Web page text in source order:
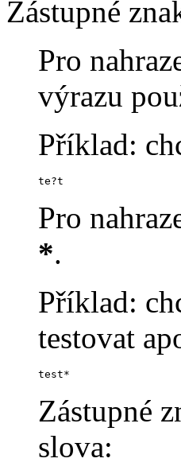
Zástupné
Pro
výrazu
Příklad:
te?t
Pro
*.
Příklad:
testovat
test*
Zástupné
slova: